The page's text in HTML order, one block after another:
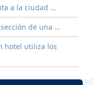
a la ciudad …
de una …
hotel utiliza los